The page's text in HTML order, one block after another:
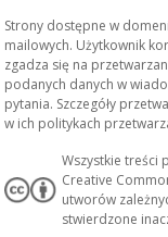
Strony dostępne w
mailowych. Użytkownik
zgadza się na
podanych danych w
pytania. Szczegóły
w ich politykach
Wszystkie treści
Creative
utworów
stwierdzone